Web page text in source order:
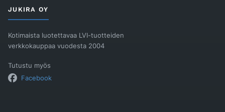
JUKIRA OY
Kotimaista luotettavaa LVI-tuotteiden
verkkokauppaa vuodesta 2004
Tutustu myös
Facebook